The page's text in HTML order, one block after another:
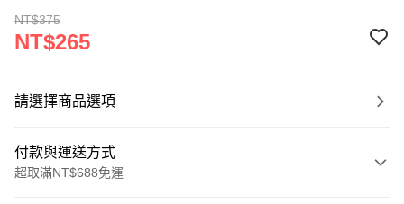
NT$375
NT$265
請選擇商品選項
付款與運送方式
超取滿NT$688免運